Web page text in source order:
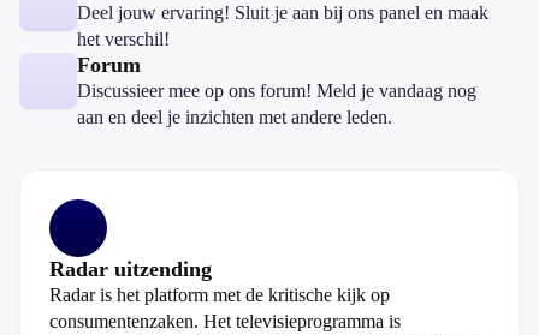
Deel jouw ervaring! Sluit je aan bij ons panel en maak
het verschil!
Forum
Discussieer mee op ons forum! Meld je vandaag nog
aan en deel je inzichten met andere leden.
Radar uitzending
Radar is het platform met de kritische kijk op
consumentenzaken. Het televisieprogramma is